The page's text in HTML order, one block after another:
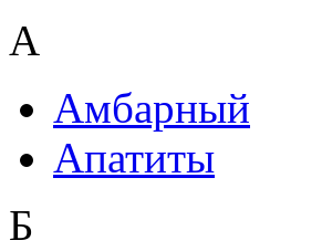
А
Амбарный
Апатиты
Б